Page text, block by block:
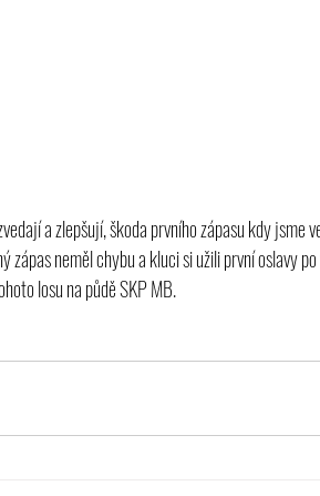
a zlepšují, škoda prvního zápasu kdy jsme
zápas neměl chybu a kluci si užili první oslavy
losu na půdě SKP MB.